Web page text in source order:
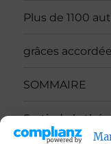
Plus de 1100
grâces
SOMMAIRE
Sortir de la